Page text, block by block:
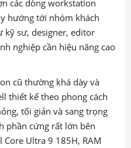
các dòng workstation
hướng tới nhóm khách
kỹ sư, designer, editor
nghiệp cần hiệu năng cao
cũ thường khá dày và
thiết kế theo phong cách
tối giản và sang trọng
phần cứng rất lớn bên
Ultra 9 185H, RAM